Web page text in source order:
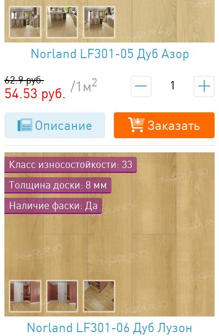
Norland LF301-05 Дуб Азор
54.53 руб.
62.9 руб. /1м2
Описание Заказать
Класс износостойкости: 33
Толщина доски: 8 мм
Наличие фаски: Да
Norland LF301-06 Дуб Лузон